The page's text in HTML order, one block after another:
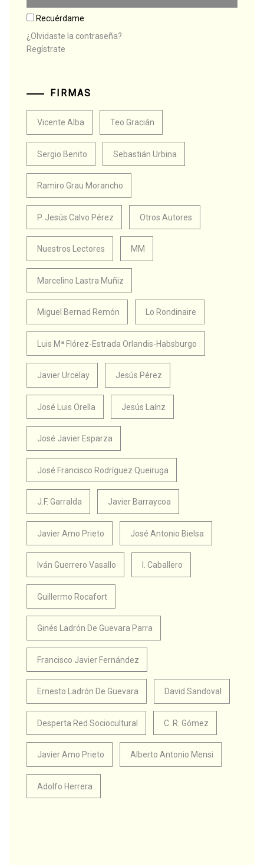
Recuérdame
¿Olvidaste la contraseña?
Regístrate
FIRMAS
Vicente Alba Teo Gracián
Sergio Benito Sebastián Urbina
Ramiro Grau Morancho
P. Jesús Calvo Pérez Otros Autores
Nuestros Lectores MM
Marcelino Lastra Muñiz
Miguel Bernad Remón Lo Rondinaire
Luis Mª Flórez-Estrada Orlandis-Habsburgo
Javier Urcelay Jesús Pérez
José Luis Orella Jesús Laínz
José Javier Esparza
José Francisco Rodríguez Queiruga
J.F. Garralda Javier Barraycoa
Javier Amo Prieto José Antonio Bielsa
Iván Guerrero Vasallo I. Caballero
Guillermo Rocafort
Ginés Ladrón De Guevara Parra
Francisco Javier Fernández
Ernesto Ladrón De Guevara David Sandoval
Desperta Red Sociocultural C. R. Gómez
Javier Amo Prieto Alberto Antonio Mensi
Adolfo Herrera